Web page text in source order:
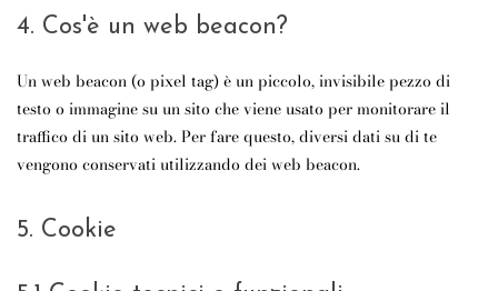
4. Cos'è un web beacon?
Un web beacon (o pixel tag) è un piccolo, invisibile pezzo di
testo o immagine su un sito che viene usato per monitorare il
traffico di un sito web. Per fare questo, diversi dati su di te
vengono conservati utilizzando dei web beacon.
5. Cookie